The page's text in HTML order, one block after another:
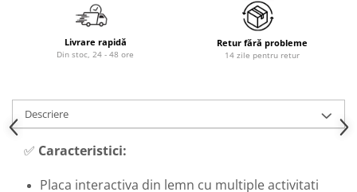
Livrare rapidă
Din stoc, 24 - 48 ore
Retur fără probleme
14 zile pentru retur
Descriere
✅ Caracteristici:
Placa interactiva din lemn cu multiple activitati